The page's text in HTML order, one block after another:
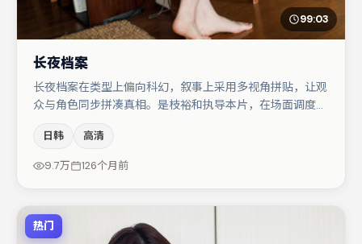
99:03
长夜档案
长夜档案在类型上偏向科幻，叙事上采用多视角拼贴，让观
众与角色同步拼凑真相。是枝裕和执导本片，在场面调度与
肖央的对手戏构成全片情感锚点，张译则以细节塑造推动谜
题层层揭开。节奏紧凑、反转有度，值得列入片单。
日韩 高清
9.7万 126个月前
热门